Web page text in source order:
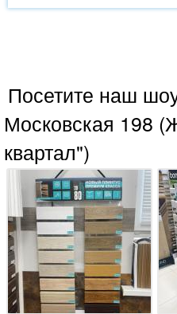
Посетите наш
Московская 198
квартал")